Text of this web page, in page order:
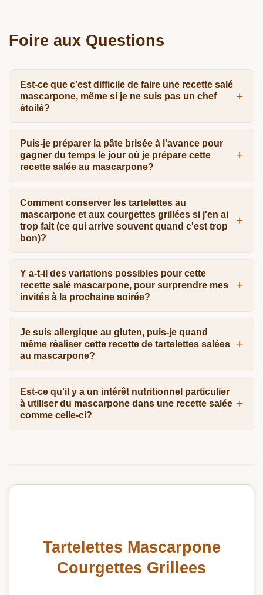
Foire aux Questions
Est-ce que c'est difficile de faire une recette salé
mascarpone, même si je ne suis pas un chef
étoilé?
Puis-je préparer la pâte brisée à l'avance pour
gagner du temps le jour où je prépare cette
recette salée au mascarpone?
Comment conserver les tartelettes au
mascarpone et aux courgettes grillées si j'en ai
trop fait (ce qui arrive souvent quand c'est trop
bon)?
Y a-t-il des variations possibles pour cette
recette salé mascarpone, pour surprendre mes
invités à la prochaine soirée?
Je suis allergique au gluten, puis-je quand
même réaliser cette recette de tartelettes salées
au mascarpone?
Est-ce qu'il y a un intérêt nutritionnel particulier
à utiliser du mascarpone dans une recette salée
comme celle-ci?
Tartelettes Mascarpone
Courgettes Grillees